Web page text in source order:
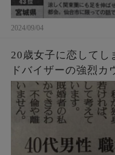
2024/09/04
20歳女子に恋してし
ドバイザーの強烈カ